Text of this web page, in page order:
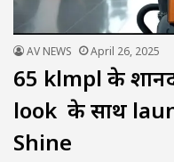
AV NEWS April 26, 2025
65 klmpl के
look के साथ
Shine